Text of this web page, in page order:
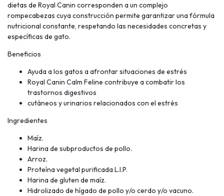
dietas de Royal Canin corresponden a un complejo
rompecabezas cuya construcción permite garantizar una fórmula
nutricional constante, respetando las necesidades concretas y
específicas de gato.
Beneficios
Ayuda a los gatos a afrontar situaciones de estrés
Royal Canin Calm Feline contribuye a combatir los
trastornos digestivos
cutáneos y urinarios relacionados con el estrés
Ingredientes
Maíz.
Harina de subproductos de pollo.
Arroz.
Proteína vegetal purificada L.I.P.
Harina de gluten de maíz.
Hidrolizado de hígado de pollo y/o cerdo y/o vacuno.